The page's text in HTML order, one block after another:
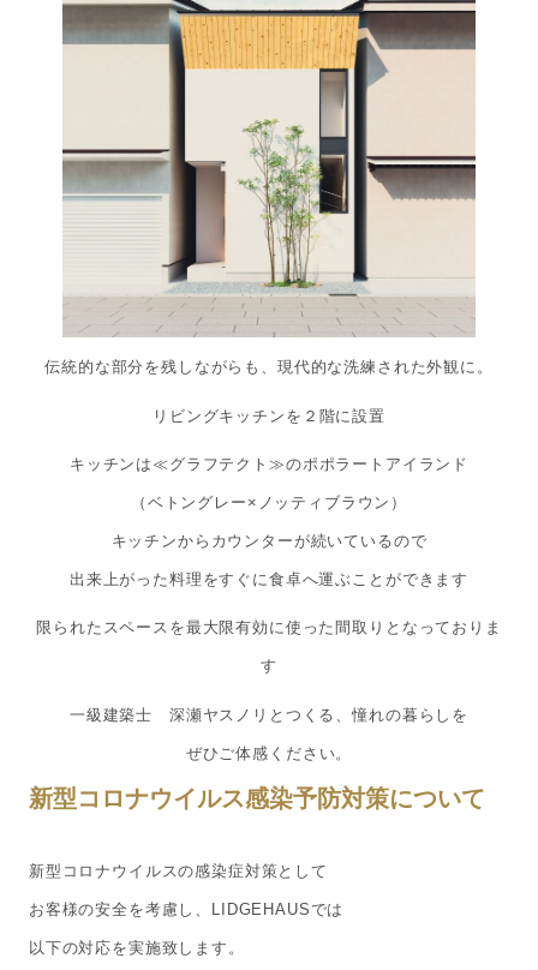
伝統的な部分を残しながらも、現代的な洗練された外観に。
リビングキッチンを２階に設置
キッチンは≪グラフテクト ≫のポポラートアイランド
（ベトングレー×ノッティブラウン）
キッチンからカウンターが続いているので
出来上がった料理をすぐに食卓へ運ぶことができます
限られたスペースを最大限有効に使った間取りとなっておりま
す
一級建築士 深瀬ヤスノリとつくる、憧れの暮らしを
ぜひご体感ください。
新型コロナウイルス感染予防対策について
新型コロナウイルスの感染症対策として
お客様の安全を考慮し、LIDGEHAUSでは
以下の対応を実施致します。